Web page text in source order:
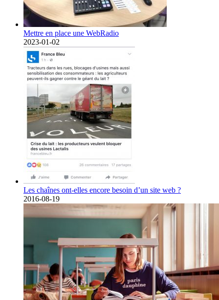
Mettre en place une WebRadio
2023-01-02
Les chaînes ont-elles encore besoin d’un site web ?
2016-08-19